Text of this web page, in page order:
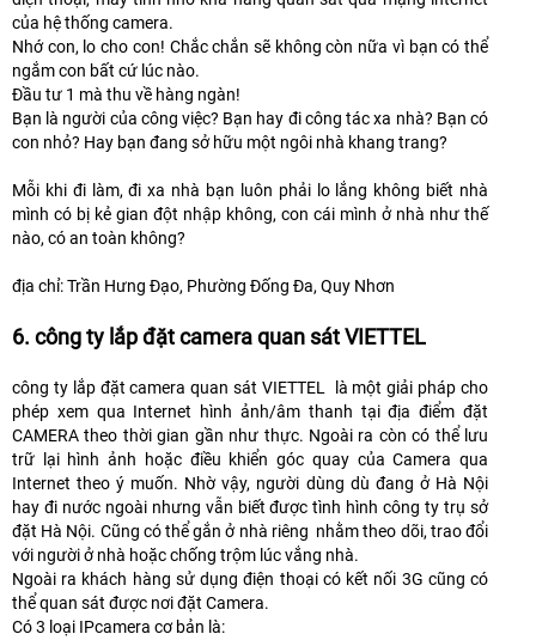
của hệ thống camera.
Nhớ con, lo cho con! Chắc chắn sẽ không còn nữa vì bạn có thể
ngắm con bất cứ lúc nào.
Đầu tư 1 mà thu về hàng ngàn!
Bạn là người của công việc? Bạn hay đi công tác xa nhà? Bạn có
con nhỏ? Hay bạn đang sở hữu một ngôi nhà khang trang?
Mỗi khi đi làm, đi xa nhà bạn luôn phải lo lắng không biết nhà
mình có bị kẻ gian đột nhập không, con cái mình ở nhà như thế
nào, có an toàn không?
địa chỉ: Trần Hưng Đạo, Phường Đống Đa, Quy Nhơn
6. công ty lắp đặt camera quan sát VIETTEL
công ty lắp đặt camera quan sát VIETTEL là một giải pháp cho
phép xem qua Internet hình ảnh/âm thanh tại địa điểm đặt
CAMERA theo thời gian gần như thực. Ngoài ra còn có thể lưu
trữ lại hình ảnh hoặc điều khiển góc quay của Camera qua
Internet theo ý muốn. Nhờ vậy, người dùng dù đang ở Hà Nội
hay đi nước ngoài nhưng vẫn biết được tình hình công ty trụ sở
đặt Hà Nội. Cũng có thể gắn ở nhà riêng nhằm theo dõi, trao đổi
với người ở nhà hoặc chống trộm lúc vắng nhà.
Ngoài ra khách hàng sử dụng điện thoại có kết nối 3G cũng có
thể quan sát được nơi đặt Camera.
Có 3 loại IPcamera cơ bản là: